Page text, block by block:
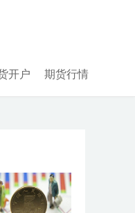
开户 期货行情